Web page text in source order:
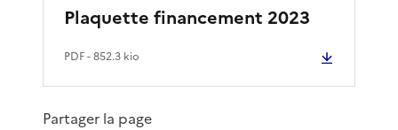
Plaquette financement 2023
PDF- 852.3 kio
Partager la page